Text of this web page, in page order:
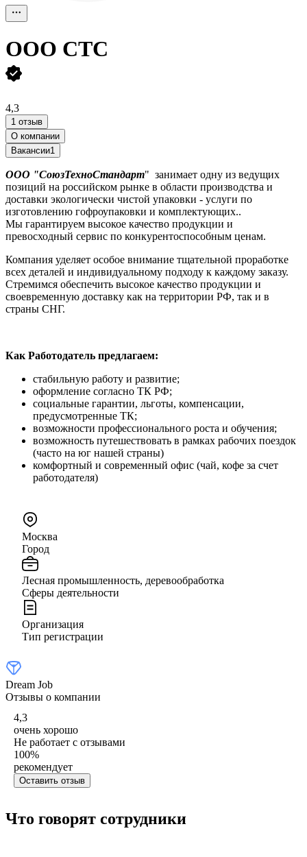
ООО СТС
4,3
1 отзыв
О компании
Вакансии1
ООО "СоюзТехноСтандарт" занимает одну из ведущих
позиций на российском рынке в области производства и
доставки экологически чистой упаковки - услуги по
изготовлению гофроупаковки и комплектующих..
Мы гарантируем высокое качество продукции и
превосходный сервис по конкурентоспособным ценам.
Компания уделяет особое внимание тщательной проработке
всех деталей и индивидуальному подходу к каждому заказу.
Стремимся обеспечить высокое качество продукции и
своевременную доставку как на территории РФ, так и в
страны СНГ.
Как Работодатель предлагаем:
стабильную работу и развитие;
оформление согласно ТК РФ;
социальные гарантии, льготы, компенсации,
предусмотренные ТК;
возможности профессионального роста и обучения;
возможность путешествовать в рамках рабочих поездок
(часто на юг нашей страны)
комфортный и современный офис (чай, кофе за счет
работодателя)
Москва
Город
Лесная промышленность, деревообработка
Сферы деятельности
Организация
Тип регистрации
Dream Job
Отзывы о компании
4,3
очень хорошо
Не работает с отзывами
100%
рекомендует
Оставить отзыв
Что говорят сотрудники